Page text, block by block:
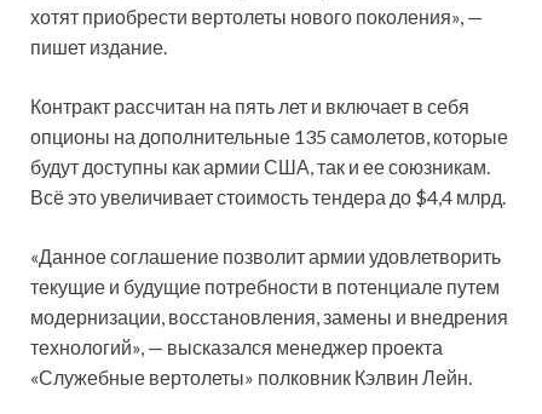
хотят приобрести вертолеты нового поколения», —
пишет издание.
Контракт рассчитан на пять лет и включает в себя
опционы на дополнительные 135 самолетов, которые
будут доступны как армии США, так и ее союзникам.
Всё это увеличивает стоимость тендера до $4,4 млрд.
«Данное соглашение позволит армии удовлетворить
текущие и будущие потребности в потенциале путем
модернизации, восстановления, замены и внедрения
технологий», — высказался менеджер проекта
«Служебные вертолеты» полковник Кэлвин Лейн.